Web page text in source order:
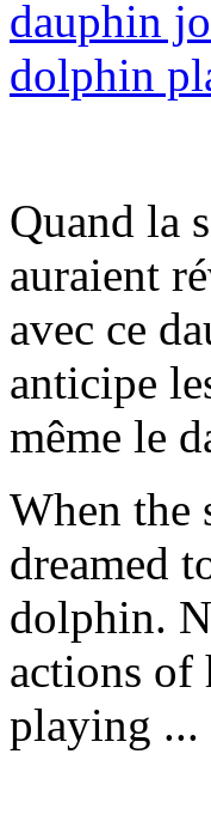
Quand la
auraient
avec ce
anticipe
même le
When the
dreamed
dolphin.
actions of
playing ...